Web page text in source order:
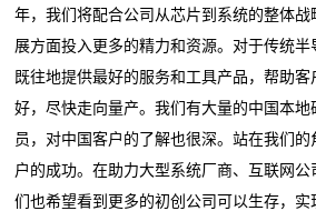
年，我们将配合公司从芯片到系统的整体
展方面投入更多的精力和资源。对于传统
既往地提供最好的服务和工具产品，帮助
好，尽快走向量产。我们有大量的中国本地
员，对中国客户的了解也很深。站在我们
户的成功。在助力大型系统厂商、互联网
们也希望看到更多的初创公司可以生存，